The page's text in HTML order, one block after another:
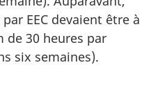
EEC devaient être à
30 heures par
six semaines).